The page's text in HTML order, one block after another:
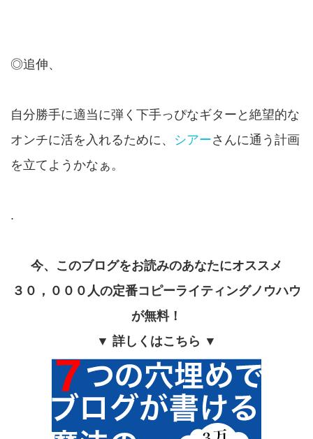
◎追伸、
自分勝手に適当に弾く下手っぴなギターと絶望的な
オンチに活を入れるために、 シアーさんに通う計画
を立てようかなぁ。
.
今、このブログをお読みのあなたにオススメ
３０，０００人の定番コピーライティングノウハウ
が無料！
▼ 詳しくはこちら ▼